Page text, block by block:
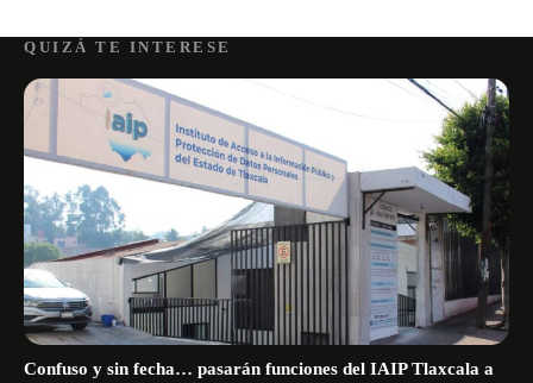
QUIZÁ TE INTERESE
Confuso y sin fecha… pasarán funciones del IAIP Tlaxcala a